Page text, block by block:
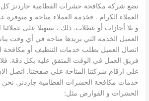
تضع شركة مكافحة حشرات القطامية جاردنز كل
و بلا أجازات أو عطلات. ذلك ، تسهيلا على
العميل الخدمة التي يريدها متاحة في أي وقت
اتصال العميل بطلب خدمات التنظيف أو مكافحة
فريق العمل في الوقت المتفق عليه بكل دقة. فلا
على ارقام شركتنا المتاحة على صفحتنا. اتصل
خدمات مكافحة الحشرات القطامية جاردنز. نحن
الحشرات و القوارض مثل: